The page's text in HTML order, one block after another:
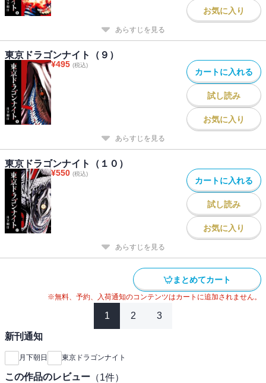
お気に入り
あらすじを見る
東京ドラゴンナイト（９）
¥495 (税込)
カートに入れる
試し読み
お気に入り
あらすじを見る
東京ドラゴンナイト（１０）
¥550 (税込)
カートに入れる
試し読み
お気に入り
あらすじを見る
まとめてカート
※無料、予約、入荷通知のコンテンツはカートに追加されません。
1 2 3
新刊通知
月下朝日 東京ドラゴンナイト
この作品のレビュー （1件）